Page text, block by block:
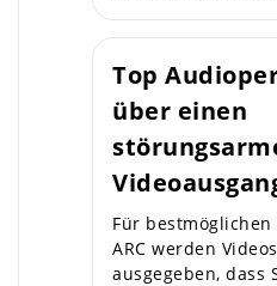
Top
über einen
Für bestmöglichen
ARC werden
ausgegeben, dass